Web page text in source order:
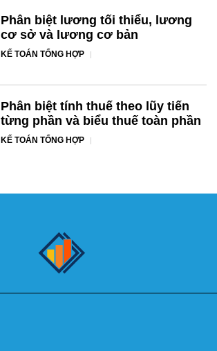
Phân biệt lương tối thiểu, lương
cơ sở và lương cơ bản
KẾ TOÁN TỔNG HỢP
Phân biệt tính thuế theo lũy tiến
từng phần và biểu thuế toàn phần
KẾ TOÁN TỔNG HỢP